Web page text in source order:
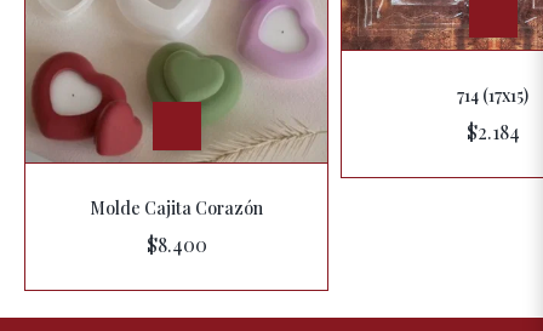
Molde Cajita Corazón
$8.400
714 (17x15)
$2.184